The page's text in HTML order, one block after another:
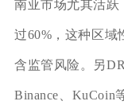
南亚市场尤其活跃
过60%，这种区域
含监管风险。另
Binance、KuCoin